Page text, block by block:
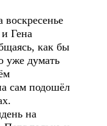
Гена
как бы
уже думать
сам подошёл
на